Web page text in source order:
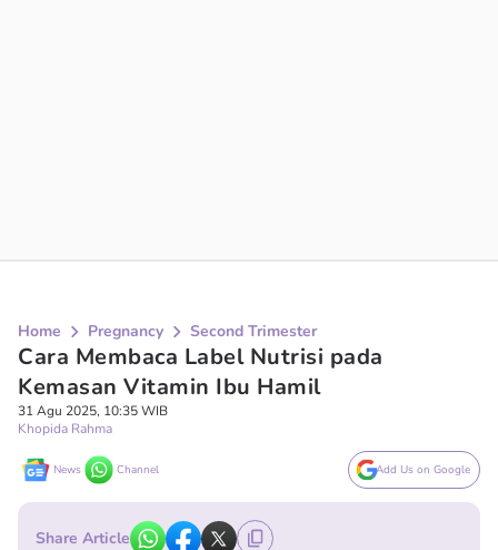
Home Pregnancy Second Trimester
Cara Membaca Label Nutrisi pada
Kemasan Vitamin Ibu Hamil
31 Agu 2025, 10:35 WIB
Khopida Rahma
News Channel Add Us on Google
Share Article